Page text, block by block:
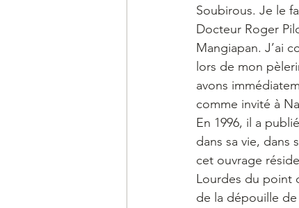
Soubirous. Je le
Docteur Roger
Mangiapan. J’ai
lors de mon
avons
comme invité à
En 1996, il a
dans sa vie, dans
cet ouvrage
Lourdes du point
de la dépouille